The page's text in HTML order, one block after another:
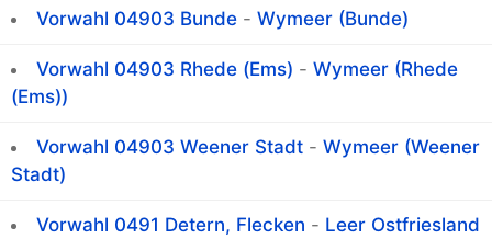
Vorwahl 04903 Bunde - Wymeer (Bunde)
Vorwahl 04903 Rhede (Ems) - Wymeer (Rhede
(Ems))
Vorwahl 04903 Weener Stadt - Wymeer (Weener
Stadt)
Vorwahl 0491 Detern, Flecken - Leer Ostfriesland